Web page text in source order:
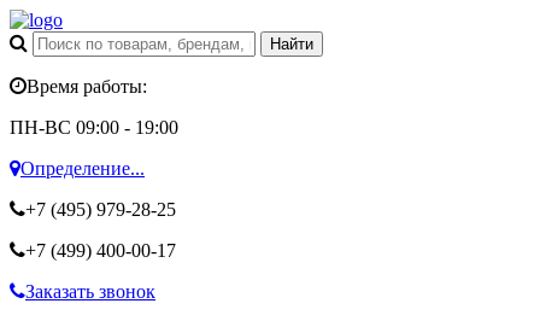
Время работы:
ПН-ВС 09:00 - 19:00
Определение...
+7 (495) 979-28-25
+7 (499) 400-00-17
Заказать звонок